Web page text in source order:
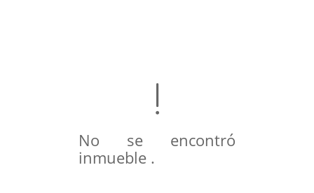
No se encontró
inmueble .